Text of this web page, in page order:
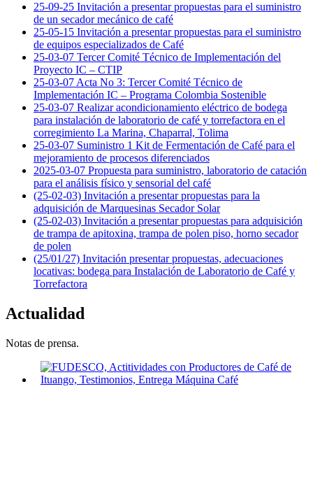
25-09-25 Invitación a presentar propuestas para el suministro
de un secador mecánico de café
25-05-15 Invitación a presentar propuestas para el suministro
de equipos especializados de Café
25-03-07 Tercer Comité Técnico de Implementación del
Proyecto IC – CTIP
25-03-07 Acta No 3: Tercer Comité Técnico de
Implementación IC – Programa Colombia Sostenible
25-03-07 Realizar acondicionamiento eléctrico de bodega
para instalación de laboratorio de café y torrefactora en el
corregimiento La Marina, Chaparral, Tolima
25-03-07 Suministro 1 Kit de Fermentación de Café para el
mejoramiento de procesos diferenciados
2025-03-07 Propuesta para suministro, laboratorio de catación
para el análisis físico y sensorial del café
(25-02-03) Invitación a presentar propuestas para la
adquisición de Marquesinas Secador Solar
(25-02-03) Invitación a presentar propuestas para adquisición
de trampa de apitoxina, trampa de polen piso, horno secador
de polen
(25/01/27) Invitación presentar propuestas, adecuaciones
locativas: bodega para Instalación de Laboratorio de Café y
Torrefactora
Actualidad
Notas de prensa.